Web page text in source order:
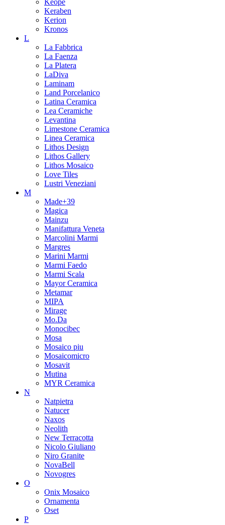
Keope
Keraben
Kerion
Kronos
L
La Fabbrica
La Faenza
La Platera
LaDiva
Laminam
Land Porcelanico
Latina Ceramica
Lea Ceramiche
Levantina
Limestone Ceramica
Linea Ceramica
Lithos Design
Lithos Gallery
Lithos Mosaico
Love Tiles
Lustri Veneziani
M
Made+39
Magica
Mainzu
Manifattura Veneta
Marcolini Marmi
Margres
Marini Marmi
Marmi Faedo
Marmi Scala
Mayor Ceramica
Metamar
MIPA
Mirage
Mo.Da
Monocibec
Mosa
Mosaico piu
Mosaicomicro
Mosavit
Mutina
MYR Ceramica
N
Natpietra
Natucer
Naxos
Neolith
New Terracotta
Nicolo Giuliano
Niro Granite
NovaBell
Novogres
O
Onix Mosaico
Ornamenta
Oset
P